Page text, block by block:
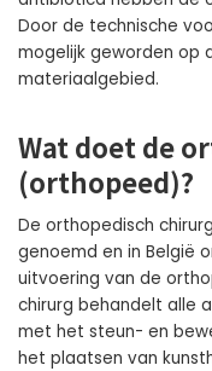
Door de technische
mogelijk geworden op
materiaalgebied.
Wat doet de
(orthopeed)?
De orthopedisch
genoemd en in België
uitvoering van de
chirurg behandelt alle
met het steun- en
het plaatsen van